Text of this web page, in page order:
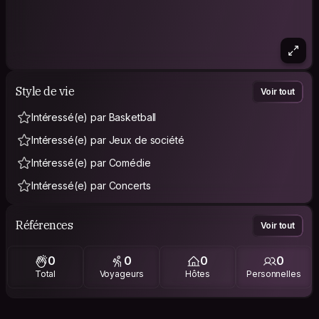
Style de vie Voir tout
Intéressé(e) par Basketball
Intéressé(e) par Jeux de société
Intéressé(e) par Comédie
Intéressé(e) par Concerts
Références Voir tout
0
Total
0
Voyageurs
0
Hôtes
0
Personnelles